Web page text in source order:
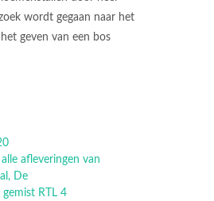
wordt gegaan naar het
geven van een bos
afleveringen van
De
RTL 4